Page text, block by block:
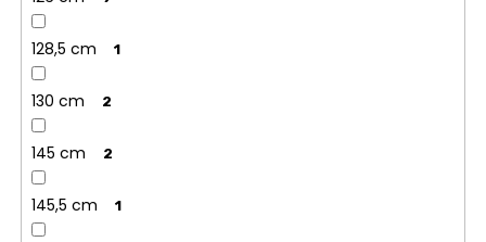
128,5 cm 1
130 cm 2
145 cm 2
145,5 cm 1